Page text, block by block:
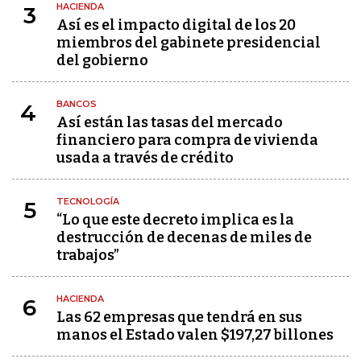
3 HACIENDA
Así es el impacto digital de los 20
miembros del gabinete presidencial
del gobierno
4 BANCOS
Así están las tasas del mercado
financiero para compra de vivienda
usada a través de crédito
5 TECNOLOGÍA
“Lo que este decreto implica es la
destrucción de decenas de miles de
trabajos”
6 HACIENDA
Las 62 empresas que tendrá en sus
manos el Estado valen $197,27 billones